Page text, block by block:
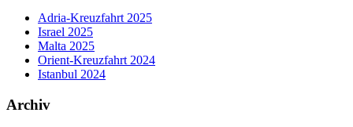
Adria-Kreuzfahrt 2025
Israel 2025
Malta 2025
Orient-Kreuzfahrt 2024
Istanbul 2024
Archiv